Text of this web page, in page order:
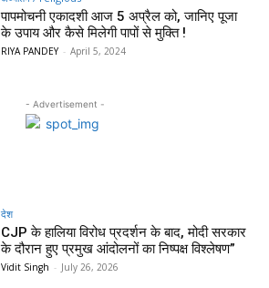
पापमोचनी एकादशी आज 5 अप्रैल को, जानिए पूजा
के उपाय और कैसे मिलेगी पापों से मुक्ति !
RIYA PANDEY - April 5, 2024
- Advertisement -
देश
CJP के हालिया विरोध प्रदर्शन के बाद, मोदी सरकार
के दौरान हुए प्रमुख आंदोलनों का निष्पक्ष विश्लेषण”
Vidit Singh - July 26, 2026